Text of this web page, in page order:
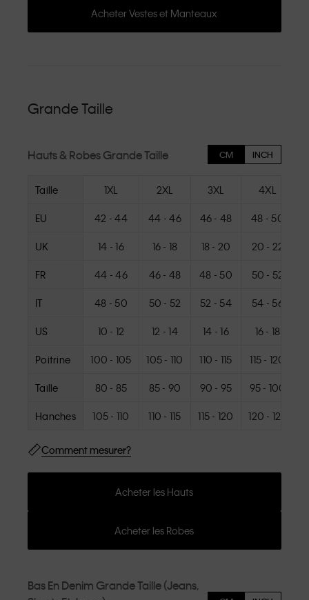
Acheter Vestes et Manteaux
Grande Taille
Hauts & Robes Grande Taille CM INCH
Taille 1XL 2XL 3XL 4XL
EU 42 - 44 44 - 46 46 - 48 48 - 50
UK 14 - 16 16 - 18 18 - 20 20 - 22
FR 44 - 46 46 - 48 48 - 50 50 - 52
IT 48 - 50 50 - 52 52 - 54 54 - 56
US 10 - 12 12 - 14 14 - 16 16 - 18
Poitrine 100 - 105 105 - 110 110 - 115 115 - 120
Taille 80 - 85 85 - 90 90 - 95 95 - 100
Hanches 105 - 110 110 - 115 115 - 120 120 - 125
Comment mesurer?
Acheter les Hauts
Acheter les Robes
Bas En Denim Grande Taille (Jeans,